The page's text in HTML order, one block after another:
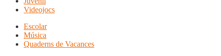
Videojocs
Escolar
Música
Quaderns de Vacances